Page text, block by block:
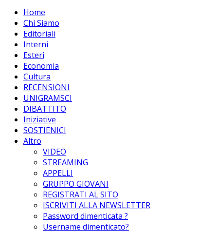
Home
Chi Siamo
Editoriali
Interni
Esteri
Economia
Cultura
RECENSIONI
UNIGRAMSCI
DIBATTITO
Iniziative
SOSTIENICI
Altro
VIDEO
STREAMING
APPELLI
GRUPPO GIOVANI
REGISTRATI AL SITO
ISCRIVITI ALLA NEWSLETTER
Password dimenticata ?
Username dimenticato?